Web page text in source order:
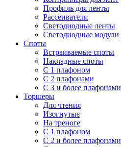
Профиль для ленты
Рассеиватели
Светодиодные ленты
Светодиодные модули
Споты
Встраиваемые споты
Накладные споты
С 1 плафоном
С 2 плафонами
С 3 и более плафонами
Торшеры
Для чтения
Изогнутые
На треноге
С 1 плафоном
С 2 и более плафонами